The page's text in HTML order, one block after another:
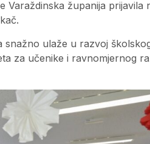
Varaždinska županija prijavila
snažno ulaže u razvoj
za učenike i ravnomjernog